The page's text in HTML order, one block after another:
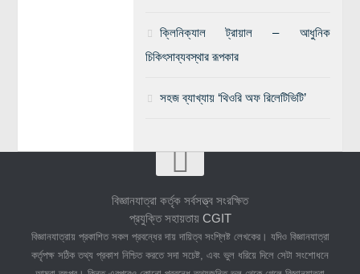
ক্লিনিক্যাল ট্রায়াল – আধুনিক
চিকিৎসাব্যবস্থার রূপকার
সহজ ব্যাখ্যায় ‘থিওরি অফ রিলেটিভিটি’
বিজ্ঞানযাত্রা কর্তৃক সর্বসত্ত্ব সংরক্ষিত
প্রযুক্তি সহায়তায় CGIT
বিজ্ঞানযাত্রায় প্রকাশিত সকল প্রবন্ধের দায় দায়িত্ব সংশ্লিষ্ট লেখকের। যদিও বিজ্ঞানযাত্রা
কর্তৃপক্ষ সঠিক তথ্য প্রকাশ নিশ্চিত করতে সদা সচেষ্ট, এবং ভুল ধরিয়ে দিলে সেটা সংশোধনে